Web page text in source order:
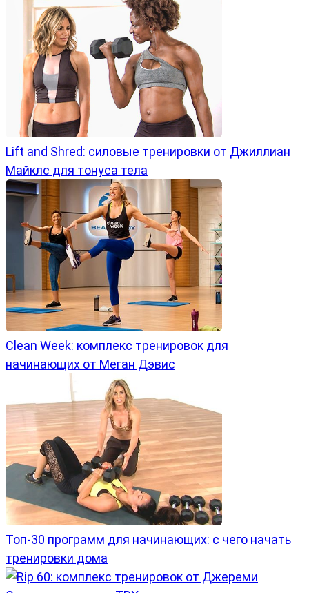
Lift and Shred: силовые тренировки от Джиллиан
Майклс для тонуса тела
Clean Week: комплекс тренировок для
начинающих от Меган Дэвис
Топ-30 программ для начинающих: с чего начать
тренировки дома